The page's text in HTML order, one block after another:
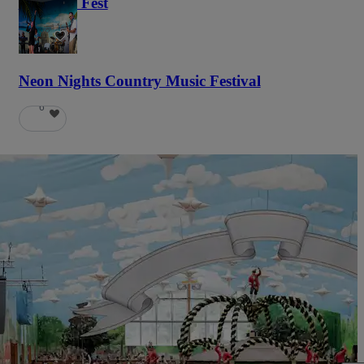
58
Neon Nights Country Music Festival
6